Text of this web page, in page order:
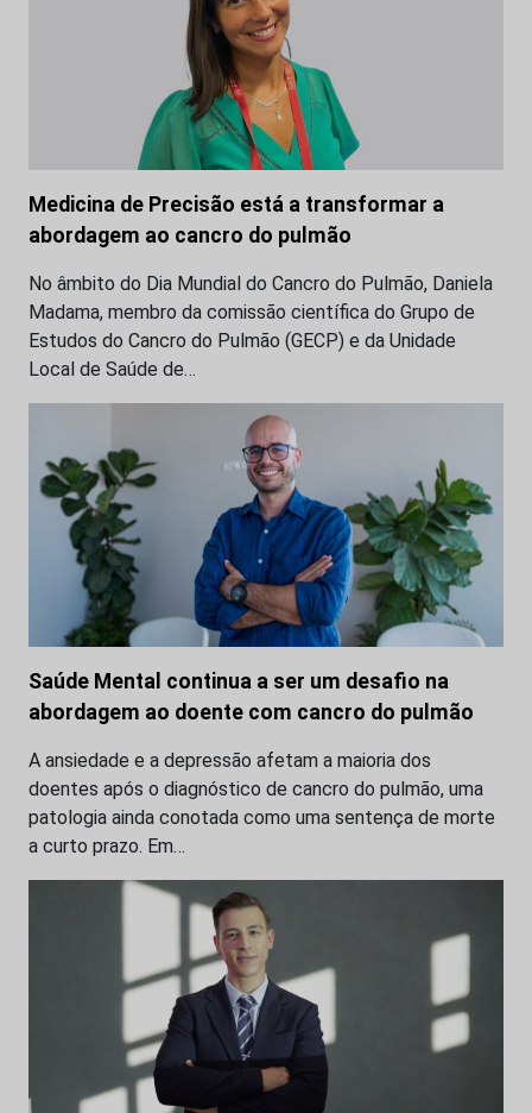
Medicina de Precisão está a transformar a
abordagem ao cancro do pulmão
No âmbito do Dia Mundial do Cancro do Pulmão, Daniela
Madama, membro da comissão científica do Grupo de
Estudos do Cancro do Pulmão (GECP) e da Unidade
Local de Saúde de…
Saúde Mental continua a ser um desafio na
abordagem ao doente com cancro do pulmão
A ansiedade e a depressão afetam a maioria dos
doentes após o diagnóstico de cancro do pulmão, uma
patologia ainda conotada como uma sentença de morte
a curto prazo. Em…